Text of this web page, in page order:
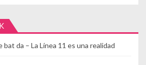
da – La Línea 11 es una realidad